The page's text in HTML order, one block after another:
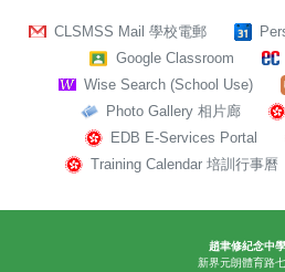
CLSMSS Mail 學校電郵
Google Classroom
Wise Search (School Use)
Photo Gallery 相片廊
EDB E-Services Portal
Training Calendar 培訓行事曆
趙聿修紀念中學
新界元朗體育路